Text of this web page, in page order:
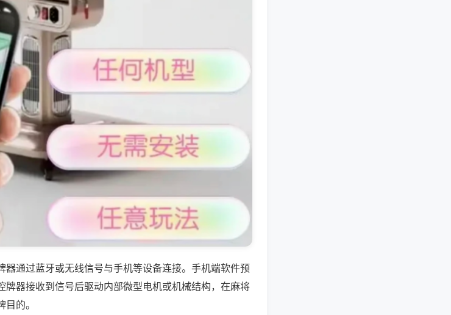
器通过蓝牙或无线信号与手机等设备连接。手机端软件预
器接收到信号后驱动内部微型电机或机械结构，在麻将
的。